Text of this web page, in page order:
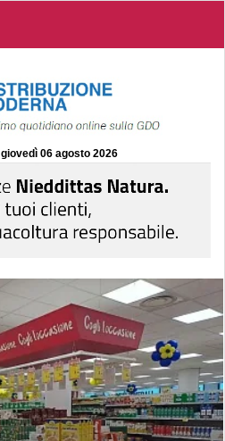
giovedì 06 agosto 2026